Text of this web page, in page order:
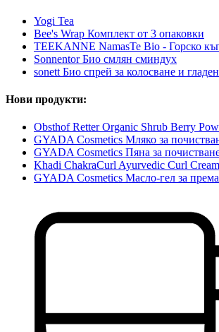
Yogi Tea
Bee's Wrap Комплект от 3 опаковки
TEEKANNE NamasTe Bio - Горско
Sonnentor Био смлян сминдух
sonett Био спрей за колосване и
Нови продукти:
Obsthof Retter Organic Shrub Berry
GYADA Cosmetics Мляко за
GYADA Cosmetics Пяна за
Khadi ChakraCurl Ayurvedic Curl Cream
GYADA Cosmetics Масло-гел за